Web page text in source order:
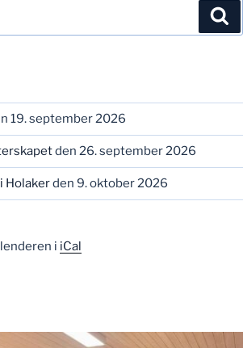
19. september 2026
den 26. september 2026
Holakerden 9. oktober 2026
i iCal